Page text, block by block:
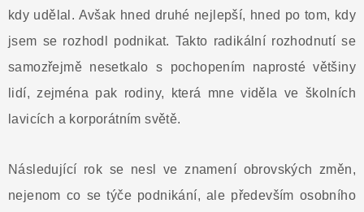
kdy udělal. Avšak hned druhé nejlepší, hned po tom, kdy
jsem se rozhodl podnikat. Takto radikální rozhodnutí se
samozřejmě nesetkalo s pochopením naprosté většiny
lidí, zejména pak rodiny, která mne viděla ve školních
lavicích a korporátním světě.
Následující rok se nesl ve znamení obrovských změn,
nejenom co se týče podnikání, ale především osobního